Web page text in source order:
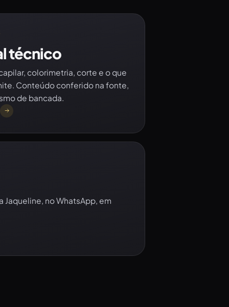
técnico
colorimetria, corte e o que
Conteúdo conferido na fonte,
de bancada.
no WhatsApp, em